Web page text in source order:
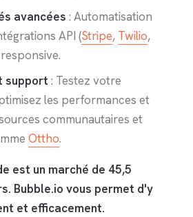
avancées : Automatisation
API (Stripe, Twilio,
support : Testez votre
les performances et
communautaires et
Ottho.
est un marché de 45,5
Bubble.io vous permet d'y
et efficacement.